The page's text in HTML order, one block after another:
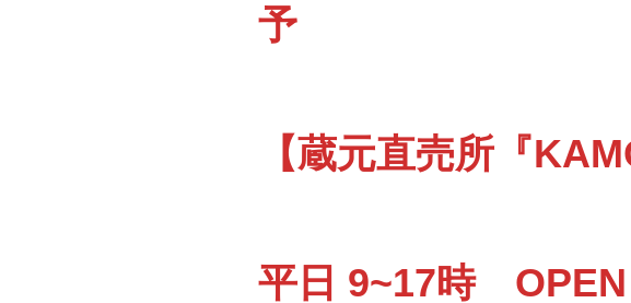
予
【蔵元直売所『
平日 9~17時 OPEN